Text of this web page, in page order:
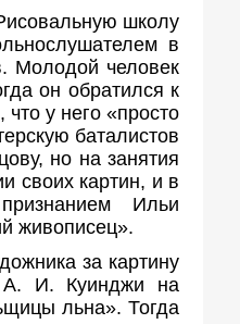
школу
в
Молодой человек
он обратился к
у него «просто
баталистов
но на занятия
своих картин, и в
Ильи
живописец».
за картину
А. И. Куинджи на
льна». Тогда